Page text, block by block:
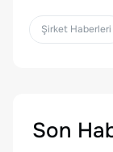
Şirket Haberleri
Son